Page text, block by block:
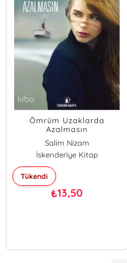
Ömrüm Uzaklarda
Azalmasın
Salim Nizam
İskenderiye Kitap
Tükendi
₺13,50